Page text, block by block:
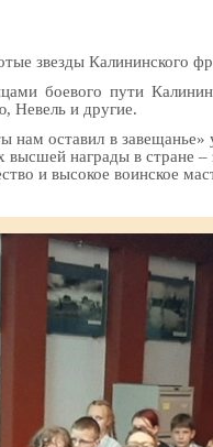
звезды Калининского
боевого пути
Невель и другие.
нам оставил в
награды в стране
и высокое воинское